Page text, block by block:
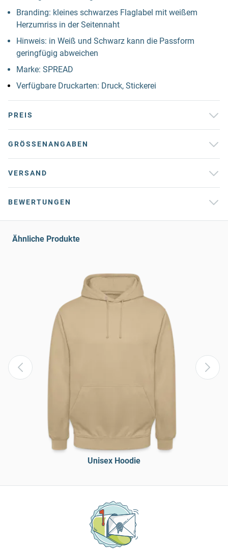
Branding: kleines schwarzes Flaglabel mit weißem
Herzumriss in der Seitennaht
Hinweis: in Weiß und Schwarz kann die Passform
geringfügig abweichen
Marke: SPREAD
Verfügbare Druckarten: Druck, Stickerei
PREIS
GRÖSSENANGABEN
VERSAND
BEWERTUNGEN
Ähnliche Produkte
Unisex Hoodie